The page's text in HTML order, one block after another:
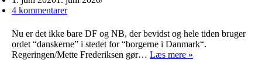
4 kommentarer
Nu er det ikke bare DF og NB, der bevidst og hele tiden bruger
ordet “danskerne” i stedet for “borgerne i Danmark“.
Regeringen/Mette Frederiksen gør… Læs mere »